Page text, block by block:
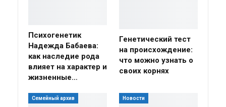
Психогенетик
Надежда Бабаева:
как наследие рода
влияет на характер и
жизненные…
Генетический тест
на происхождение:
что можно узнать о
своих корнях
Семейный архив Новости